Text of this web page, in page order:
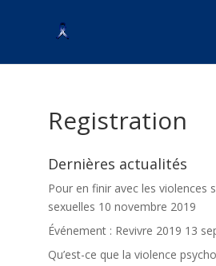
Registration
Dernières actualités
Pour en finir avec les violences
sexuelles 10 novembre 2019
Événement : Revivre 2019 13
Qu’est-ce que la violence